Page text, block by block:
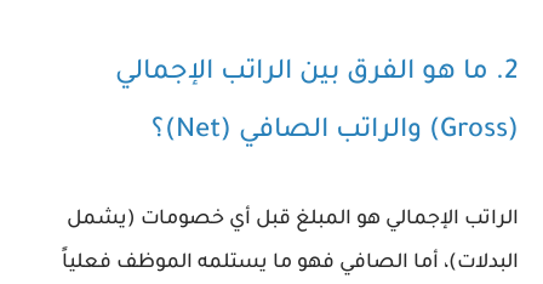
2. ما هو الفرق بين الراتب الإجمالي
(Gross) والراتب الصافي (Net)؟
الراتب الإجمالي هو المبلغ قبل أي خصومات (يشمل
البدلات)، أما الصافي فهو ما يستلمه الموظف فعلياً